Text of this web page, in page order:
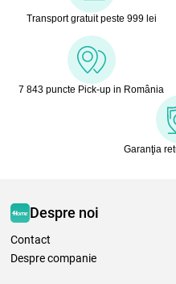
Transport gratuit peste 999 lei
7 843 puncte Pick-up in România
Garanţia
Despre noi
Contact
Despre companie